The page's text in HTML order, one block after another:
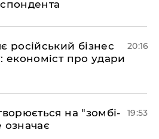
російський бізнес
економіст про удари
20:16
на "зомбі-
19:53